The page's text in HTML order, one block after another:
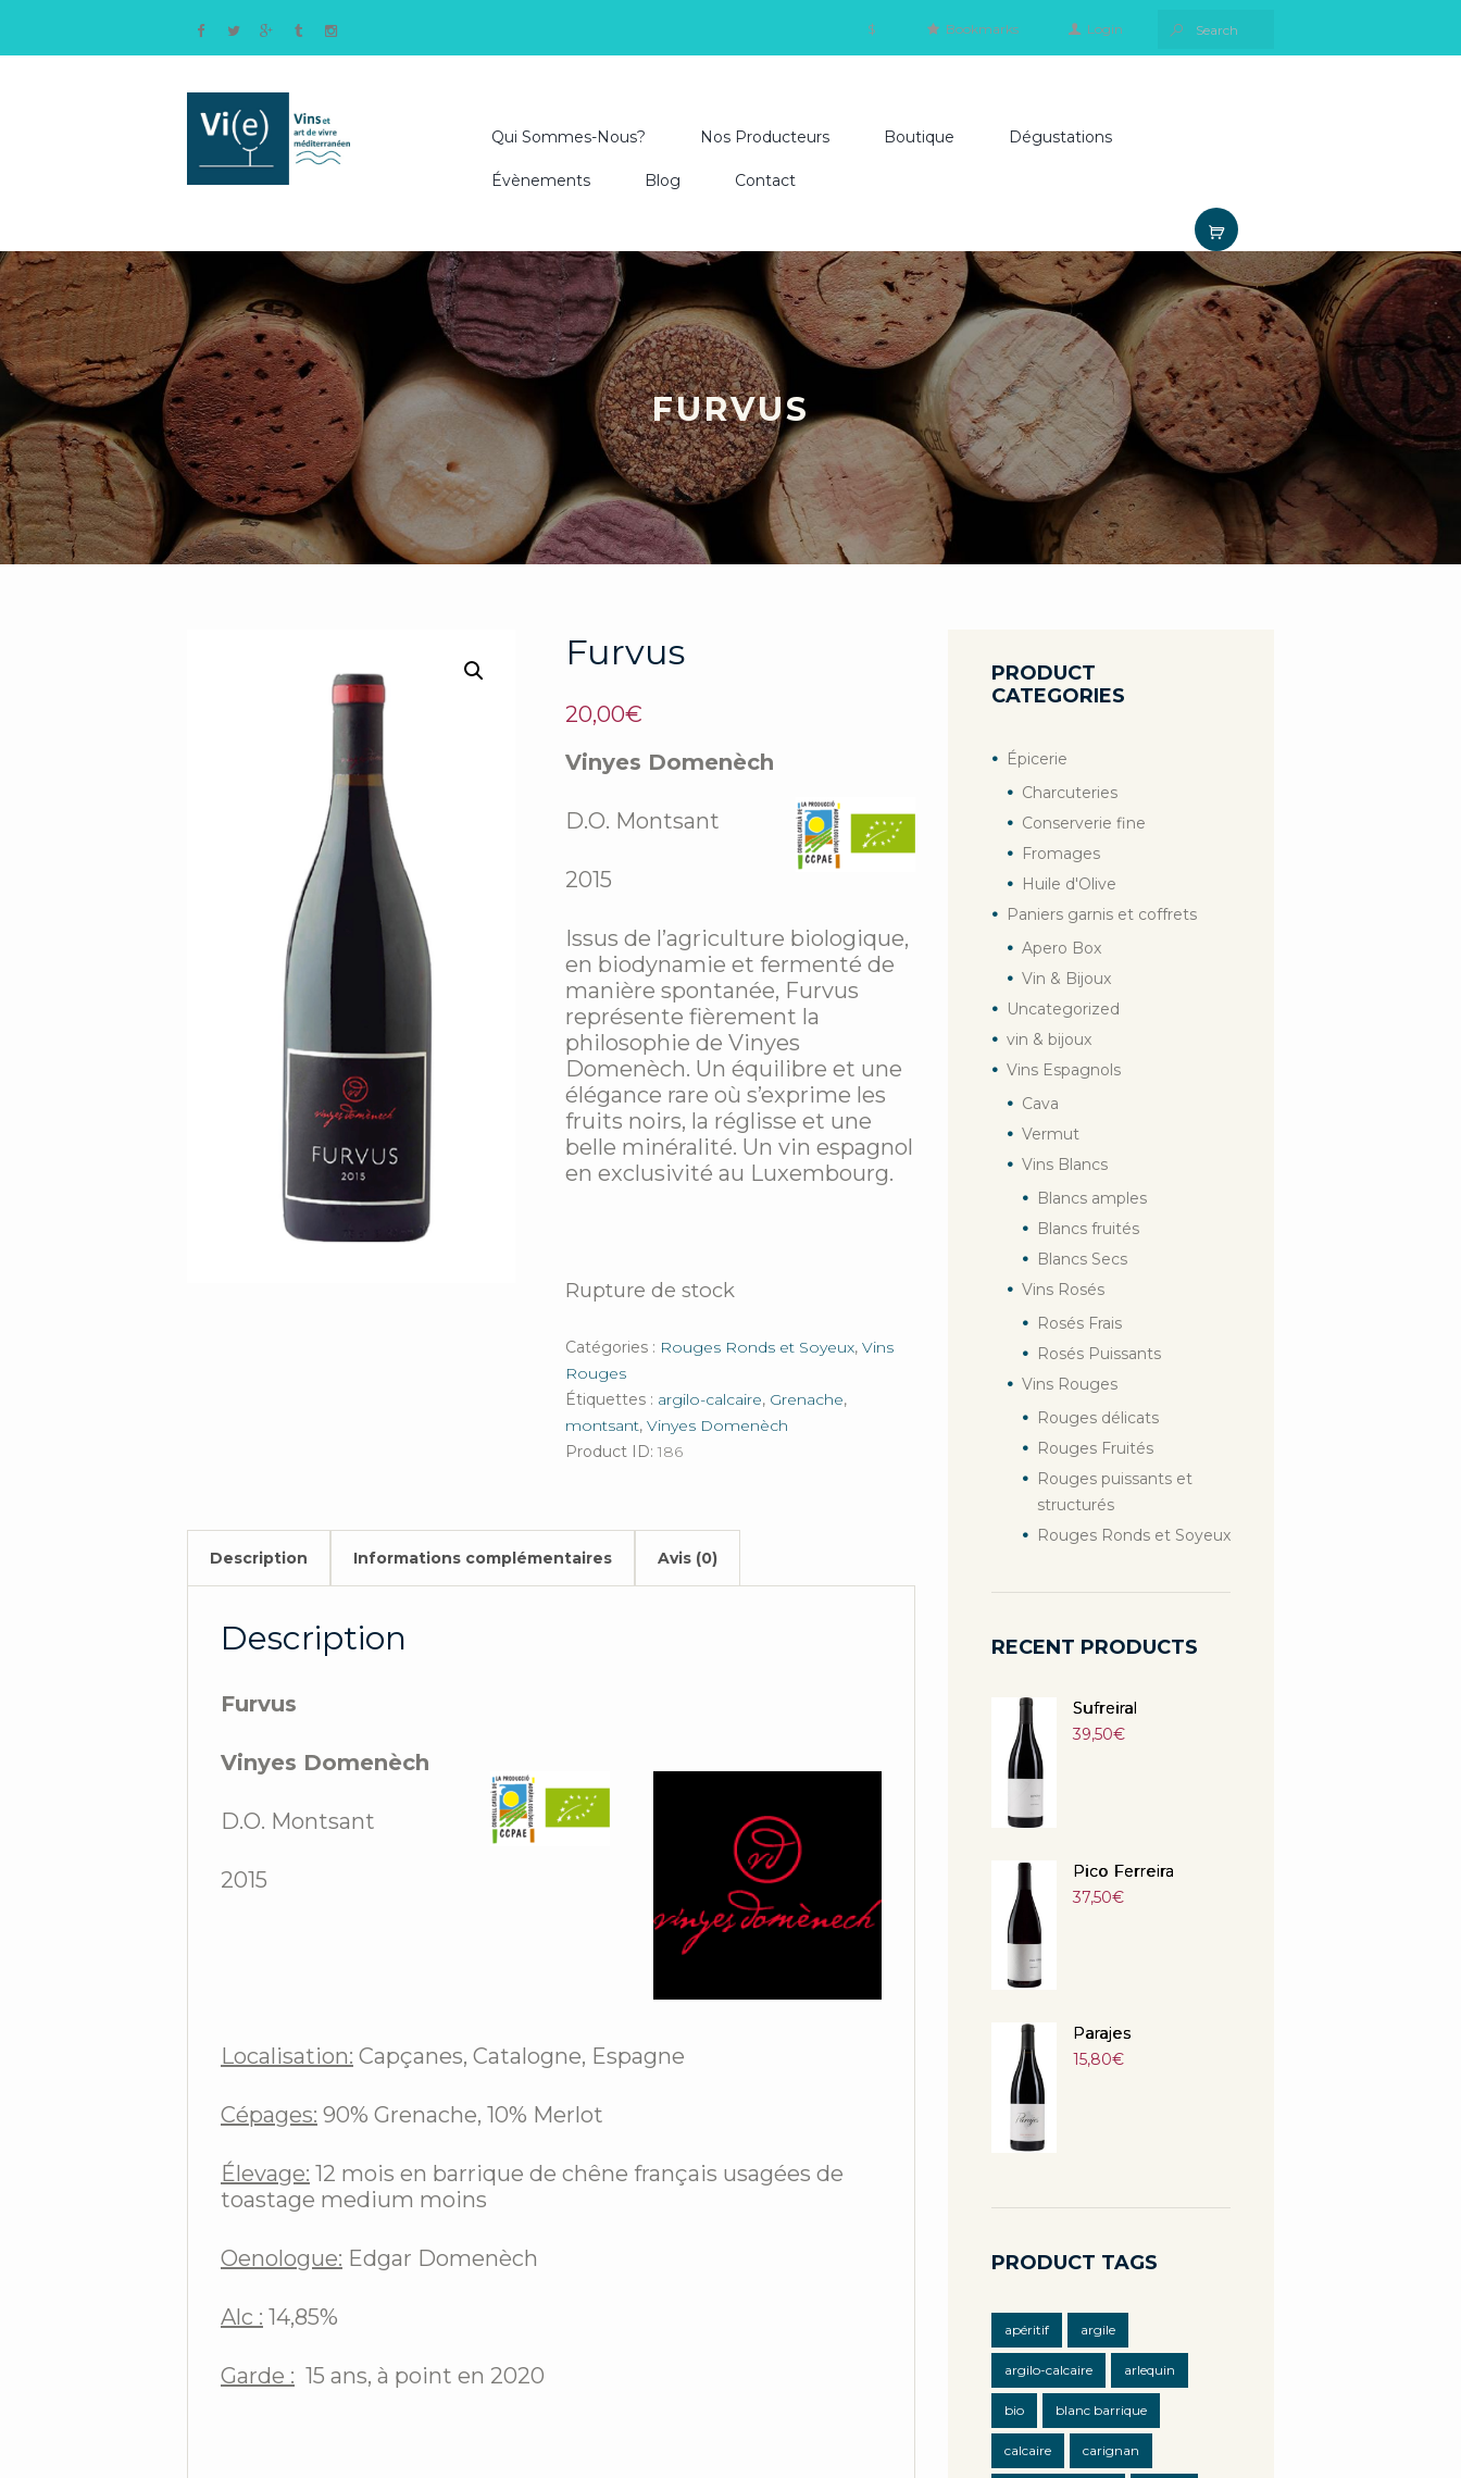
$ Bookmarks Login
Qui Sommes-Nous? Nos Producteurs Boutique Dégustations
Évènements Blog Contact
FURVUS
Furvus
20,00€
Vinyes Domenèch
D.O. Montsant
2015
Issus de l’agriculture biologique,
en biodynamie et fermenté de
manière spontanée, Furvus
représente fièrement la
philosophie de Vinyes
Domenèch. Un équilibre et une
élégance rare où s’exprime les
fruits noirs, la réglisse et une
belle minéralité. Un vin espagnol
en exclusivité au Luxembourg.
Rupture de stock
Catégories : Rouges Ronds et Soyeux,Vins
Rouges
Étiquettes : argilo-calcaire, Grenache,
montsant,Vinyes Domenèch
Product ID:186
Description Informations complémentaires Avis (0)
Description
Furvus
Vinyes Domenèch
D.O. Montsant
2015
Localisation: Capçanes, Catalogne, Espagne
Cépages: 90% Grenache, 10% Merlot
Élevage: 12 mois en barrique de chêne français usagées de
toastage medium moins
Oenologue: Edgar Domenèch
Alc : 14,85%
Garde : 15 ans, à point en 2020
PRODUCT
CATEGORIES
Épicerie
Charcuteries
Conserverie fine
Fromages
Huile d'Olive
Paniers garnis et coffrets
Apero Box
Vin & Bijoux
Uncategorized
vin & bijoux
Vins Espagnols
Cava
Vermut
Vins Blancs
Blancs amples
Blancs fruités
Blancs Secs
Vins Rosés
Rosés Frais
Rosés Puissants
Vins Rouges
Rouges délicats
Rouges Fruités
Rouges puissants et
structurés
Rouges Ronds et Soyeux
RECENT PRODUCTS
Sufreiral
39,50€
Pico Ferreira
37,50€
Parajes
15,80€
PRODUCT TAGS
apéritif argile
argilo-calcaire arlequin
bio blanc barrique
calcaire carignan